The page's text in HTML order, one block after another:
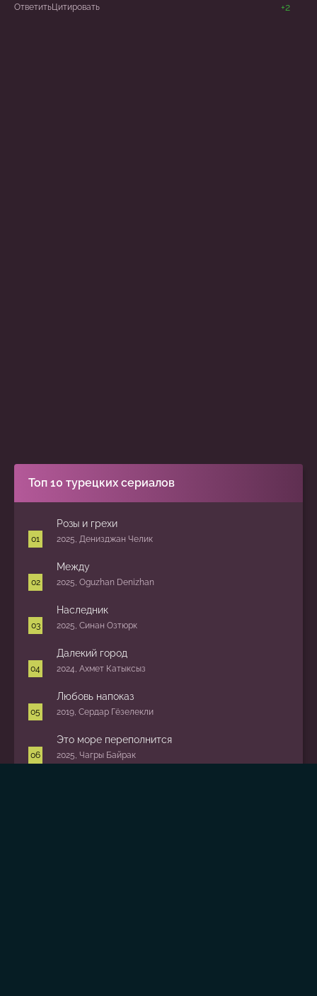
ОтветитьЦитировать +2
Топ 10 турецких сериалов
Розы и грехи
2025, Денизджан Челик
Между
2025, Oguzhan Denizhan
Наследник
2025, Синан Озтюрк
Далекий город
2024, Ахмет Катыксыз
Любовь напоказ
2019, Сердар Гёзелекли
Это море переполнится
2025, Чагры Байрак